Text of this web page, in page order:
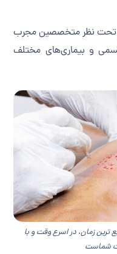
و تحت نظر متخصصین مجرب
و بیماری‌های مختلف
ترین زمان، در اسرع وقت و با
شماست